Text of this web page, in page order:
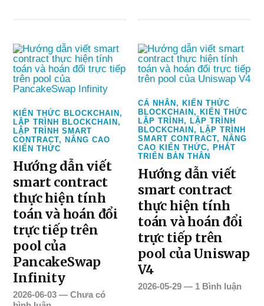
KIẾN THỨC BLOCKCHAIN,
LẬP TRÌNH BLOCKCHAIN,
LẬP TRÌNH SMART
CONTRACT,NÂNG CAO
KIẾN THỨC
Hướng dẫn viết
smart contract
thực hiện tính
toán và hoán đổi
trực tiếp trên
pool của
PancakeSwap
Infinity
2026-06-03 —Chưa có
CÁ NHÂN,KIẾN THỨC
BLOCKCHAIN,KIẾN THỨC
LẬP TRÌNH,LẬP TRÌNH
BLOCKCHAIN,LẬP TRÌNH
SMART CONTRACT,NÂNG
CAO KIẾN THỨC,PHÁT
TRIỂN BẢN THÂN
Hướng dẫn viết
smart contract
thực hiện tính
toán và hoán đổi
trực tiếp trên
pool của Uniswap
V4
2026-05-29 — 1 Bình luận